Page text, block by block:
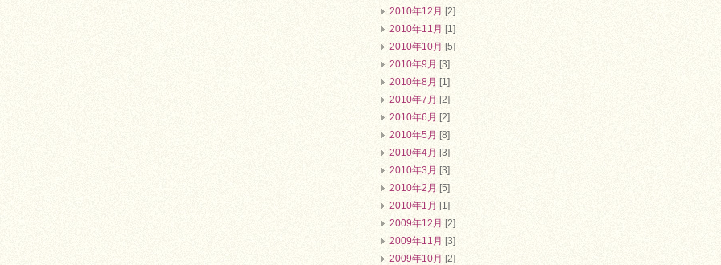
2010年12月 [2]
2010年11月 [1]
2010年10月 [5]
2010年9月 [3]
2010年8月 [1]
2010年7月 [2]
2010年6月 [2]
2010年5月 [8]
2010年4月 [3]
2010年3月 [3]
2010年2月 [5]
2010年1月 [1]
2009年12月 [2]
2009年11月 [3]
2009年10月 [2]